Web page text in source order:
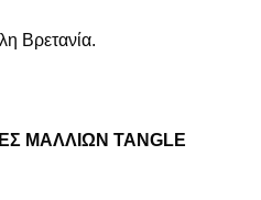
Βρετανία.
ΜΑΛΛΙΩΝ TANGLE